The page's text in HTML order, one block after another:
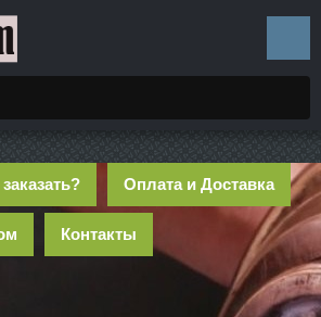
Оплата и Доставка
Контакты